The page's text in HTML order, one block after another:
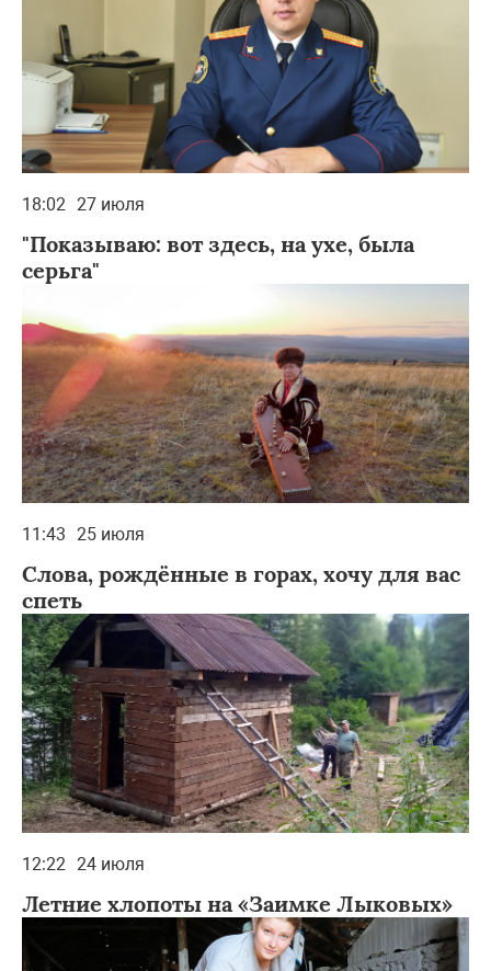
18:02 27 июля
"Показываю: вот здесь, на ухе, была
серьга"
11:43 25 июля
Слова, рождённые в горах, хочу для вас
спеть
12:22 24 июля
Летние хлопоты на «Заимке Лыковых»